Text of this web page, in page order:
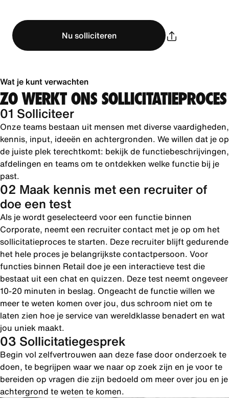
Nu solliciteren
Wat je kunt verwachten
ZO WERKT ONS SOLLICITATIEPROCES
01 Solliciteer
Onze teams bestaan uit mensen met diverse vaardigheden,
kennis, input, ideeën en achtergronden. We willen dat je op
de juiste plek terechtkomt: bekijk de functiebeschrijvingen,
afdelingen en teams om te ontdekken welke functie bij je
past.
02 Maak kennis met een recruiter of
doe een test
Als je wordt geselecteerd voor een functie binnen
Corporate, neemt een recruiter contact met je op om het
sollicitatieproces te starten. Deze recruiter blijft gedurende
het hele proces je belangrijkste contactpersoon. Voor
functies binnen Retail doe je een interactieve test die
bestaat uit een chat en quizzen. Deze test neemt ongeveer
10-20 minuten in beslag. Ongeacht de functie willen we
meer te weten komen over jou, dus schroom niet om te
laten zien hoe je service van wereldklasse benadert en wat
jou uniek maakt.
03 Sollicitatiegesprek
Begin vol zelfvertrouwen aan deze fase door onderzoek te
doen, te begrijpen waar we naar op zoek zijn en je voor te
bereiden op vragen die zijn bedoeld om meer over jou en je
achtergrond te weten te komen.